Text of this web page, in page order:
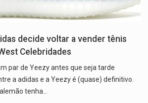
decide voltar a vender tênis
Celebridades
par de Yeezy antes que seja tarde
a adidas e a Yeezy é (quase) definitivo.
tenha…